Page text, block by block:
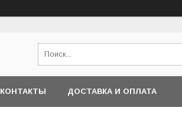
КОНТАКТЫ ДОСТАВКА И ОПЛАТА